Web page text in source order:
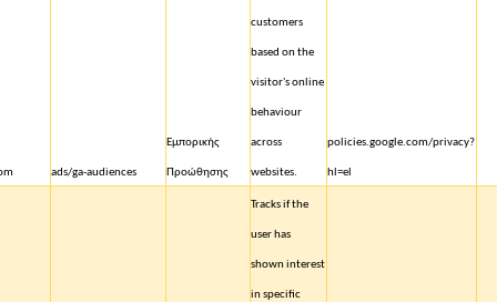
ads/ga-audiences
Εμπορικής
Προώθησης
customers
based on the
visitor's online
behaviour
across
websites.
policies.google.com/privacy?
hl=el
Tracks if the
user has
shown interest
in specific